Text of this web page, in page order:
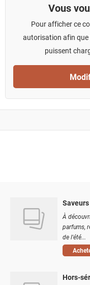
Vous
Pour afficher ce
autorisation afin que
puissent
À
parfums,
de l'été...
Hors-